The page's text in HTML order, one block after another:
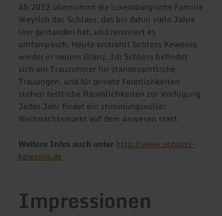
Ab 2012 übernimmt die luxemburgische Familie
Weyrich das Schloss, das bis dahin viele Jahre
leer gestanden hat, und renoviert es
umfangreich. Heute erstrahlt Schloss Kewenig
wieder in neuem Glanz. Im Schloss befindet
sich ein Trauzimmer für standesamtliche
Trauungen, und für private Feierlichkeiten
stehen festliche Räumlichkeiten zur Verfügung.
Jedes Jahr findet ein stimmungsvoller
Weihnachtsmarkt auf dem Anwesen statt.
Weitere Infos auch unterhttp://www.schloss-
kewenig.de
Impressionen